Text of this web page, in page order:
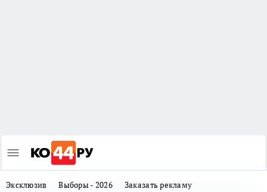
Эксклюзив Выборы - 2026 Заказать рекламу